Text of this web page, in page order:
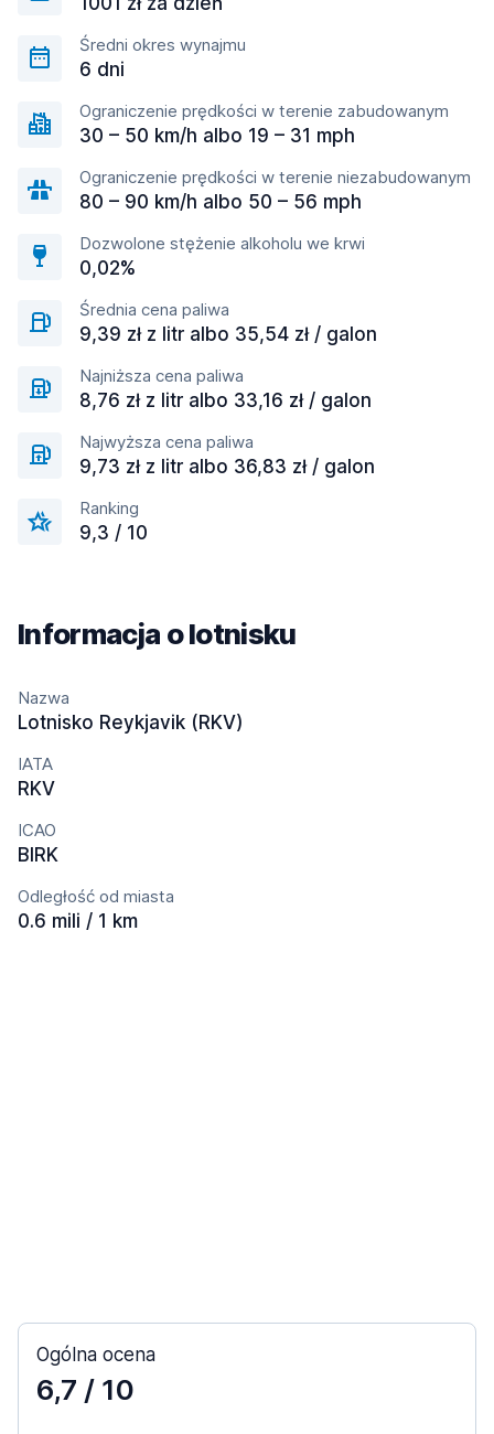
Średni okres wynajmu
6 dni
Ograniczenie prędkości w terenie zabudowanym
30 – 50 km/h albo 19 – 31 mph
Ograniczenie prędkości w terenie niezabudowanym
80 – 90 km/h albo 50 – 56 mph
Dozwolone stężenie alkoholu we krwi
0,02%
Średnia cena paliwa
9,39 zł z litr albo 35,54 zł / galon
Najniższa cena paliwa
8,76 zł z litr albo 33,16 zł / galon
Najwyższa cena paliwa
9,73 zł z litr albo 36,83 zł / galon
Ranking
9,3 / 10
Informacja o lotnisku
Nazwa
Lotnisko Reykjavik (RKV)
IATA
RKV
ICAO
BIRK
Odległość od miasta
0.6 mili / 1 km
Ogólna ocena
6,7 / 10